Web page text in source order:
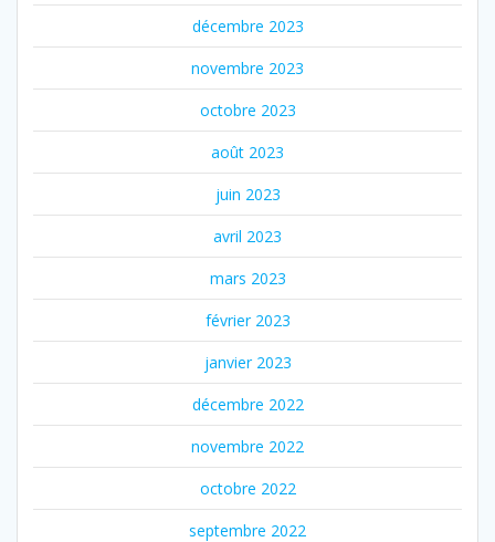
décembre 2023
novembre 2023
octobre 2023
août 2023
juin 2023
avril 2023
mars 2023
février 2023
janvier 2023
décembre 2022
novembre 2022
octobre 2022
septembre 2022